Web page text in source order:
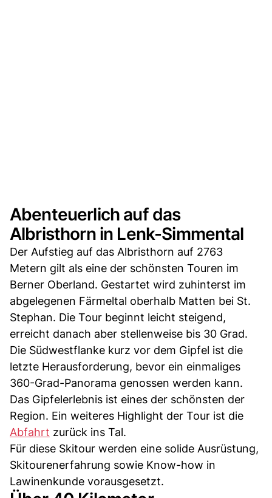
Abenteuerlich auf das
Albristhorn in Lenk-Simmental
Der Aufstieg auf das Albristhorn auf 2763
Metern gilt als eine der schönsten Touren im
Berner Oberland. Gestartet wird zuhinterst im
abgelegenen Färmeltal oberhalb Matten bei St.
Stephan. Die Tour beginnt leicht steigend,
erreicht danach aber stellenweise bis 30 Grad.
Die Südwestflanke kurz vor dem Gipfel ist die
letzte Herausforderung, bevor ein einmaliges
360-Grad-Panorama genossen werden kann.
Das Gipfelerlebnis ist eines der schönsten der
Region. Ein weiteres Highlight der Tour ist die
Abfahrt zurück ins Tal.
Für diese Skitour werden eine solide Ausrüstung,
Skitourenerfahrung sowie Know-how in
Lawinenkunde vorausgesetzt.